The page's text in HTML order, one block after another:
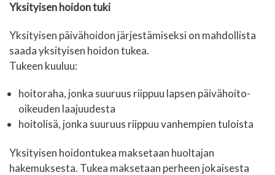
Yksityisen hoidon tuki
Yksityisen päivähoidon järjestämiseksi on mahdollista
saada yksityisen hoidon tukea.
Tukeen kuuluu:
hoitoraha, jonka suuruus riippuu lapsen päivähoito-
oikeuden laajuudesta
hoitolisä, jonka suuruus riippuu vanhempien tuloista
Yksityisen hoidontukea maksetaan huoltajan
hakemuksesta. Tukea maksetaan perheen jokaisesta